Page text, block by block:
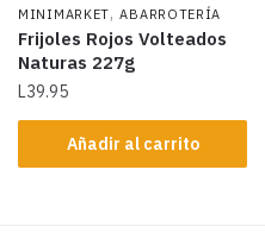
MINIMARKET,ABARROTERÍA
Frijoles Rojos Volteados
Naturas 227g
L39.95
Añadir al carrito